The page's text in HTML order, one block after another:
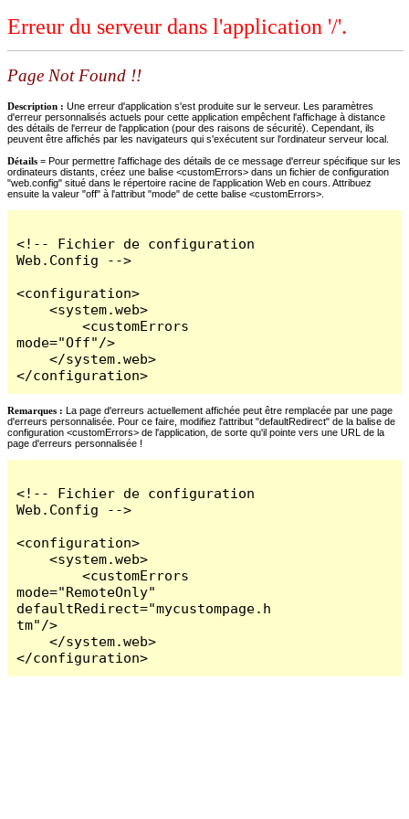
Erreur du serveur dans l'application '/'.
Page Not Found !!
Description : Une erreur d'application s'est produite sur le serveur. Les paramètres
d'erreur personnalisés actuels pour cette application empêchent l'affichage à distance
des détails de l'erreur de l'application (pour des raisons de sécurité). Cependant, ils
peuvent être affichés par les navigateurs qui s'exécutent sur l'ordinateur serveur local.
Détails = Pour permettre l'affichage des détails de ce message d'erreur spécifique sur les
ordinateurs distants, créez une balise <customErrors> dans un fichier de configuration
"web.config" situé dans le répertoire racine de l'application Web en cours. Attribuez
ensuite la valeur "off" à l'attribut "mode" de cette balise <customErrors>.
<!-- Fichier de configuration
Web.Config -->
<configuration>
    <system.web>
        <customErrors
mode="Off"/>
    </system.web>
</configuration>
Remarques : La page d'erreurs actuellement affichée peut être remplacée par une page
d'erreurs personnalisée. Pour ce faire, modifiez l'attribut "defaultRedirect" de la balise de
configuration <customErrors> de l'application, de sorte qu'il pointe vers une URL de la
page d'erreurs personnalisée !
<!-- Fichier de configuration
Web.Config -->
<configuration>
    <system.web>
        <customErrors
mode="RemoteOnly"
defaultRedirect="mycustompage.h
tm"/>
    </system.web>
</configuration>